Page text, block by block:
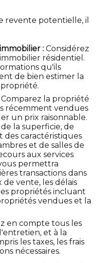
revente potentielle, il
: Considérez
résidentiel.
qu'ils
de bien estimer la
Comparez la propriété
récemment vendues
un prix raisonnable.
la superficie, de
des caractéristiques
et de salles de
aux services
permettra
transactions dans
vente, les délais
propriétés incluant
vendues et la
en compte tous les
et à la
les taxes, les frais
nécessaires.